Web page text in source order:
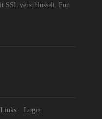
SSL verschlüsselt. Für
Login